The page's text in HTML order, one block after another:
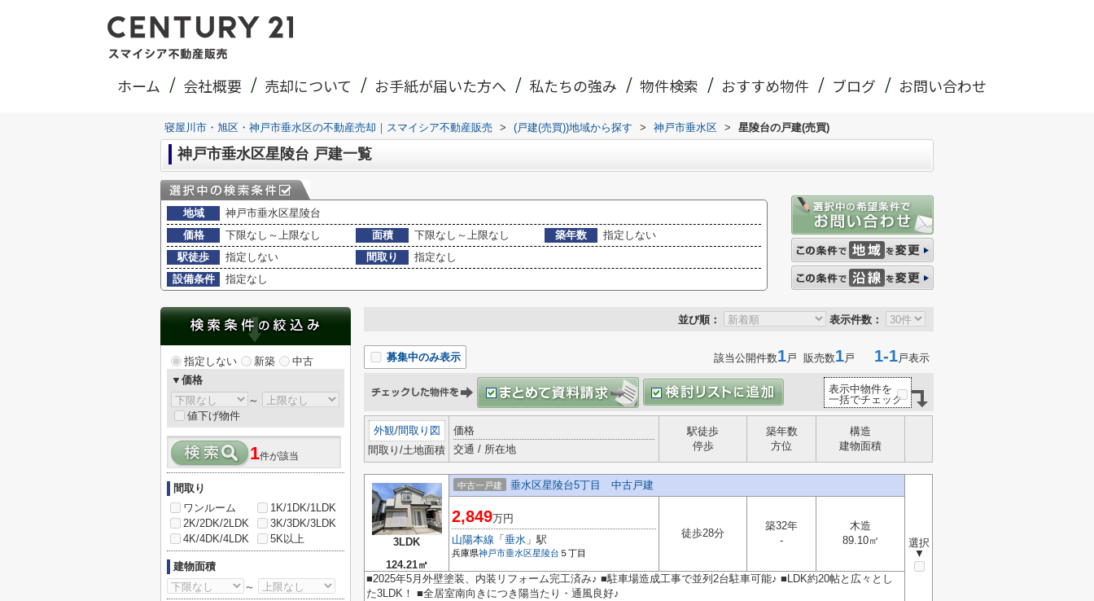
ホーム 会社概要 売却について お手紙が届いた方へ 私たちの強み 物件検索 おすすめ物件 ブログ お問い合わせ
寝屋川市・旭区・神戸市垂水区の不動産売却｜スマイシア不動産販売 > (戸建(売買))地域から探す > 神戸市垂水区 > 星陵台の戸建(売買)
神戸市垂水区星陵台 戸建一覧
地域
神戸市垂水区星陵台
価格
下限なし～上限なし 面積 下限なし～上限なし 築年数
指定しない
駅徒歩
指定しない 間取り
指定なし
設備条件
指定なし
並び順： 表示件数：
募集中のみ表示 該当公開件数1戸 販売数1戸 1-1戸表示
表示中物件を
一括でチェック
外観/間取り図
間取り/土地面積
価格
交通 / 所在地
駅徒歩
停歩
築年数
方位
構造
建物面積
3LDK
124.21㎡
中古一戸建 垂水区星陵台5丁目 中古戸建
選択
▼
2,849万円
山陽本線 「 垂水 」駅
兵庫県神戸市垂水区星陵台 ５丁目
徒歩28分
築32年
-
木造
89.10㎡
■2025年5月外壁塗装、内装リフォーム完工済み♪ ■駐車場造成工事で並列2台駐車可能♪ ■LDK約20帖と広々とし
た3LDK！ ■全居室南向きにつき陽当たり・通風良好♪
指定しない 新築
中古
▼価格
～
値下げ物件
1件が該当
間取り
ワンルーム
1K/1DK/1LDK
2K/2DK/2LDK
3K/3DK/3LDK
4K/4DK/4LDK
5K以上
建物面積
～